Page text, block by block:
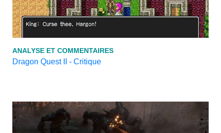
ANALYSE ET COMMENTAIRES
Dragon Quest II - Critique